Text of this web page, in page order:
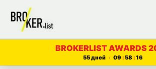
Перейти
содержимому
BROKERLIST AWARDS
55 дней 09 58 15